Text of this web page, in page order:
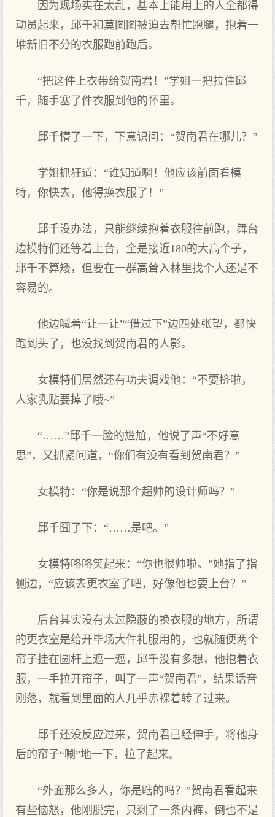
因为现场实在太乱，基本上能用上的人全都得
动员起来，邱千和莫图图被迫去帮忙跑腿，抱着一
堆新旧不分的衣服跑前跑后。
“把这件上衣带给贺南君！”学姐一把拉住邱
千，随手塞了件衣服到他的怀里。
邱千懵了一下，下意识问：“贺南君在哪儿？”
学姐抓狂道：“谁知道啊！他应该前面看模
特，你快去，他得换衣服了！”
邱千没办法，只能继续抱着衣服往前跑，舞台
边模特们还等着上台，全是接近180的大高个子，
邱千不算矮，但要在一群高耸入林里找个人还是不
容易的。
他边喊着“让一让”“借过下”边四处张望，都快
跑到头了，也没找到贺南君的人影。
女模特们居然还有功夫调戏他：“不要挤啦，
人家乳贴要掉了哦~”
“……”邱千一脸的尴尬，他说了声“不好意
思”，又抓紧问道，“你们有没有看到贺南君？”
女模特：“你是说那个超帅的设计师吗？”
邱千囧了下：“……是吧。”
女模特咯咯笑起来：“你也很帅啦。”她指了指
侧边，“应该去更衣室了吧，好像他也要上台？”
后台其实没有太过隐蔽的换衣服的地方，所谓
的更衣室是给开毕场大件礼服用的，也就随便两个
帘子挂在圆杆上遮一遮，邱千没有多想，他抱着衣
服，一手拉开帘子，叫了一声“贺南君”，结果话音
刚落，就看到里面的人几乎赤裸着转了过来。
邱千还没反应过来，贺南君已经伸手，将他身
后的帘子“唰”地一下，拉了起来。
“外面那么多人，你是瞎的吗？”贺南君看起来
有些恼怒，他刚脱完，只剩了一条内裤，倒也不是